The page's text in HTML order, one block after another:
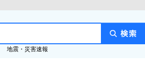
地震・災害速報